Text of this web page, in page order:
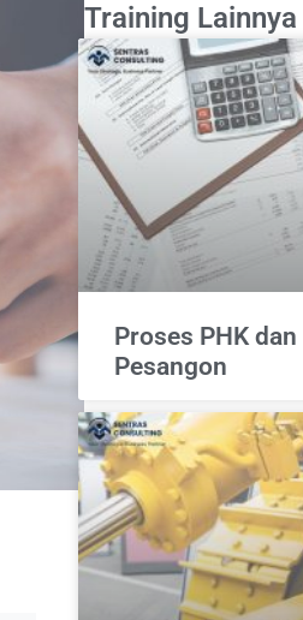
Training Lainnya
Proses PHK
Pesangon